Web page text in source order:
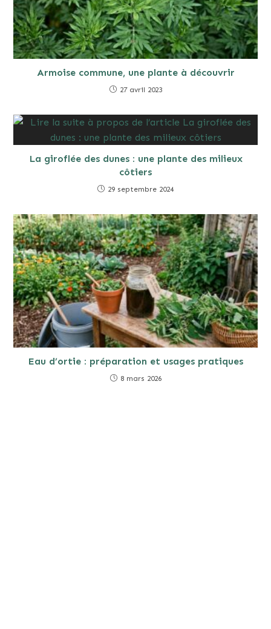
Armoise commune, une plante à découvrir
27 avril 2023
La giroflée des dunes : une plante des milieux
côtiers
29 septembre 2024
Eau d’ortie : préparation et usages pratiques
8 mars 2026